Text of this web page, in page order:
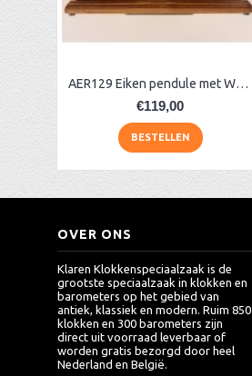
AER129 Eiken pendule met Westminster
€119,00
BESTELLEN
OVER ONS
Klaren Klokkenspeciaalzaak is de
grootste speciaalzaak in klokken en
barometers op het gebied van
antiek, klassiek en modern. Ruim 850
klokken en 300 barometers zijn
direct uit voorraad leverbaar of
worden gratis bezorgd door heel
Nederland en België.